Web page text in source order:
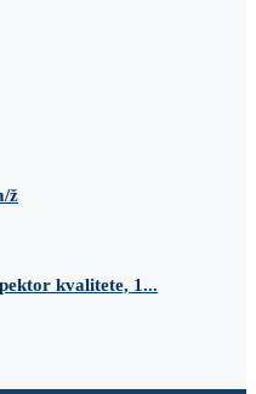
ž
kvalitete, 1...